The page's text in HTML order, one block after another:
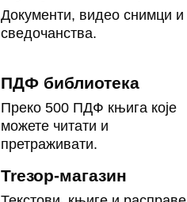
Документи, видео снимци и
сведочанства.
ПДФ библиотека
Преко 500 ПДФ књига које
можете читати и
претраживати.
Treзор-магазин